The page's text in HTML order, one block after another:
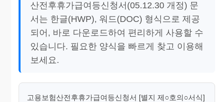
산전후휴가급여등신청서(05.12.30 개정) 문
서는 한글(HWP), 워드(DOC) 형식으로 제공
되어, 바로 다운로드하여 편리하게 사용할 수
있습니다. 필요한 양식을 빠르게 찾고 이용해
보세요.
고용보험산전후휴가급여등신청서 [별지 제○호의○서식]